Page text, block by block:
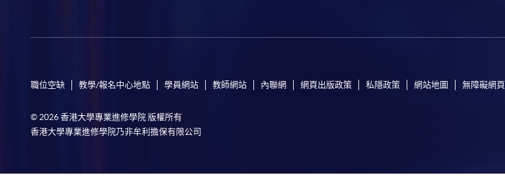
職位空缺 教學/報名中心地點 學員網站 教師網站 內聯網 網頁出版政策 私隱政策 網站地圖 無障礙網頁
© 2026 香港大學專業進修學院 版權所有
香港大學專業進修學院乃非牟利擔保有限公司